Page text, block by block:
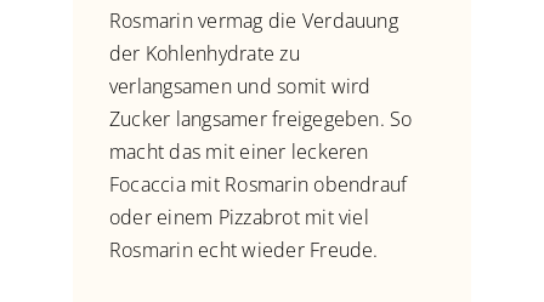
Rosmarin vermag die Verdauung
der Kohlenhydrate zu
verlangsamen und somit wird
Zucker langsamer freigegeben. So
macht das mit einer leckeren
Focaccia mit Rosmarin obendrauf
oder einem Pizzabrot mit viel
Rosmarin echt wieder Freude.